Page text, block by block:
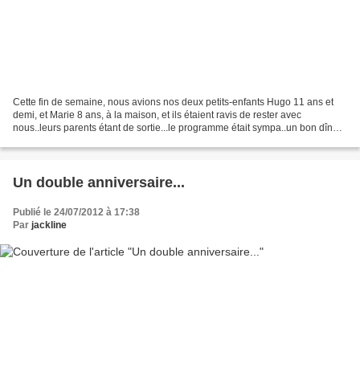
Cette fin de semaine, nous avions nos deux petits-enfants Hugo 11 ans et
demi, et Marie 8 ans, à la maison, et ils étaient ravis de rester avec
nous..leurs parents étant de sortie...le programme était sympa..un bon dîner
Un double anniversaire...
Publié le 24/07/2012 à 17:38
Par jackline